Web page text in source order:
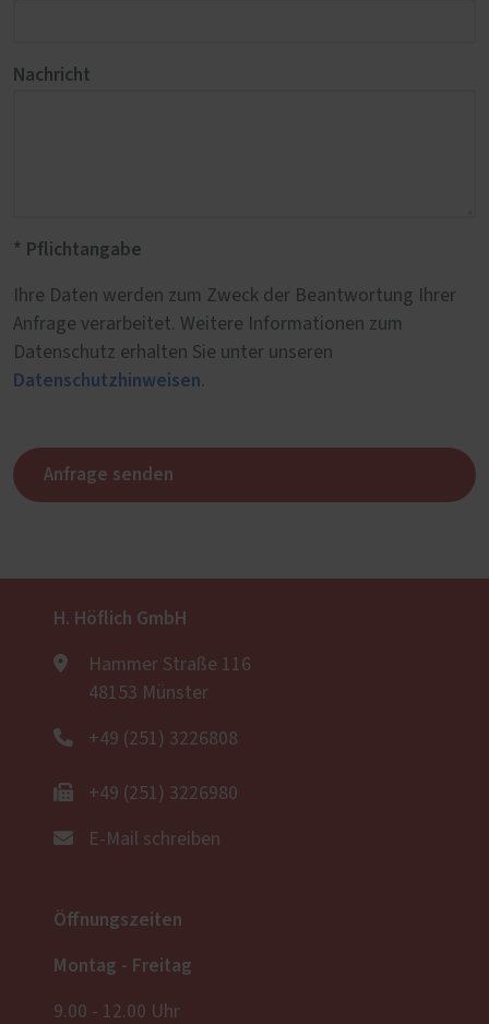
Nachricht
* Pflichtangabe
Ihre Daten werden zum Zweck der Beantwortung Ihrer
Anfrage verarbeitet. Weitere Informationen zum
Datenschutz erhalten Sie unter unseren
Datenschutzhinweisen.
Anfrage senden
H. Höflich GmbH
Hammer Straße 116
48153 Münster
+49 (251) 3226808
+49 (251) 3226980
E-Mail schreiben
Öffnungszeiten
Montag - Freitag
9.00 - 12.00 Uhr